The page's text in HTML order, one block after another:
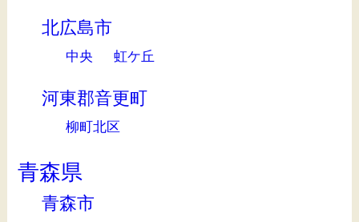
北広島市
中央 虹ケ丘
河東郡音更町
柳町北区
青森県
青森市